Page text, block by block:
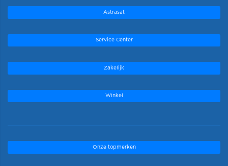
Astrasat
Service Center
Zakelijk
Winkel
Onze topmerken